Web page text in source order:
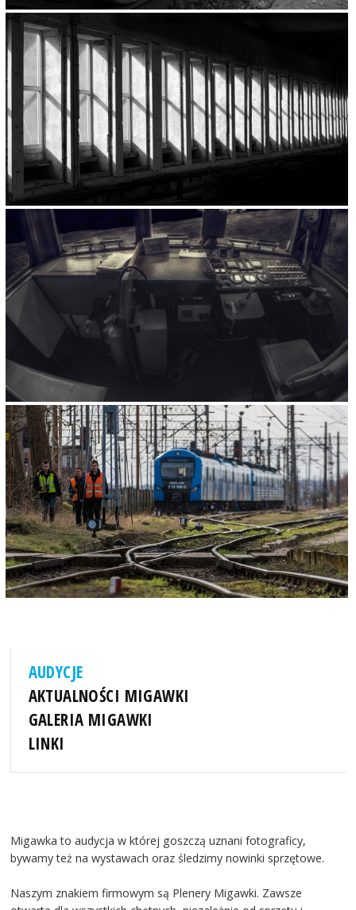
AUDYCJE
AKTUALNOŚCI MIGAWKI
GALERIA MIGAWKI
LINKI
Migawka to audycja w której goszczą uznani fotograficy,
bywamy też na wystawach oraz śledzimy nowinki sprzętowe.
Naszym znakiem firmowym są Plenery Migawki. Zawsze